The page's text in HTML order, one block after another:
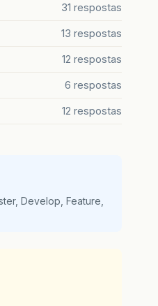
31 respostas
13 respostas
12 respostas
6 respostas
12 respostas
Develop, Feature,